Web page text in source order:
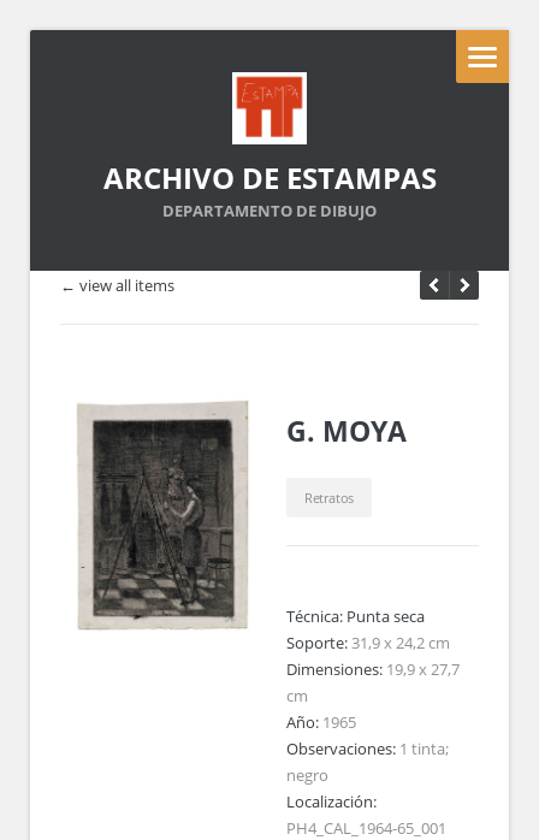
ARCHIVO DE ESTAMPAS
DEPARTAMENTO DE DIBUJO
← view all items
G. MOYA
Retratos
Técnica: Punta seca
Soporte:31,9 x 24,2 cm
Dimensiones: 19,9 x 27,7
cm
Año: 1965
Observaciones: 1 tinta;
negro
Localización:
PH4_CAL_1964-65_001